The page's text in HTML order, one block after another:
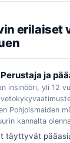
erilaiset
Perustaja ja
insinööri, yli 12
Pohjoismaiden
kannalta
täyttyvät